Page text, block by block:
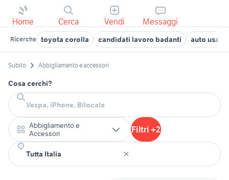
Home Cerca Vendi Messaggi
Ricerche toyota corolla candidati lavoro badanti auto usate
Subito Abbigliamento e accessori
Cosa cerchi?
Abbigliamento e
Accessori
Filtri +2